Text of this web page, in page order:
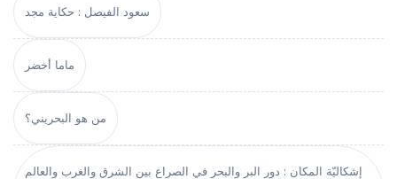
سعود الفيصل : حكاية مجد
ماما أخضر
من هو البحريني؟
إشكاليّة المكان : دور البر والبحر في الصراع بين الشرق والغرب والعالم